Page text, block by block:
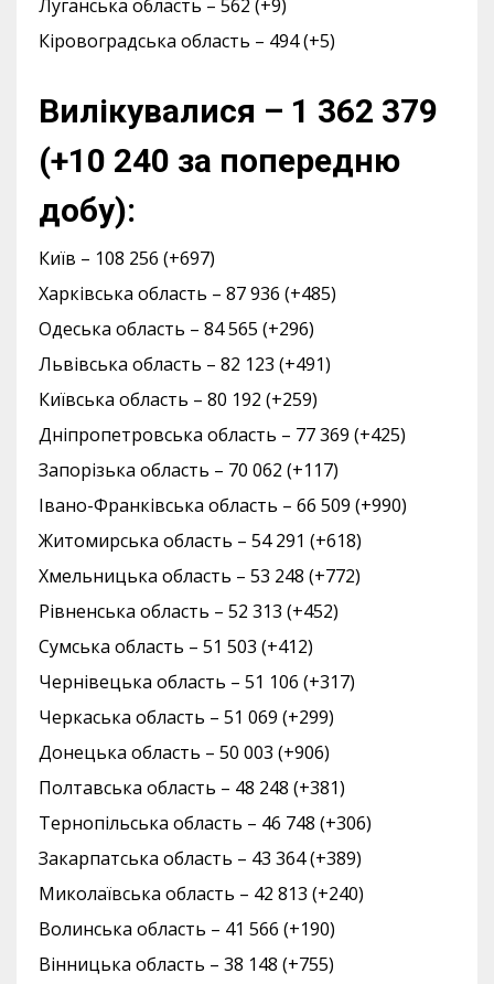
Луганська область – 562 (+9)
Кіровоградська область – 494 (+5)
Вилікувалися – 1 362 379
(+10 240 за попередню
добу):
Київ – 108 256 (+697)
Харківська область – 87 936 (+485)
Одеська область – 84 565 (+296)
Львівська область – 82 123 (+491)
Київська область – 80 192 (+259)
Дніпропетровська область – 77 369 (+425)
Запорізька область – 70 062 (+117)
Івано-Франківська область – 66 509 (+990)
Житомирська область – 54 291 (+618)
Хмельницька область – 53 248 (+772)
Рівненська область – 52 313 (+452)
Сумська область – 51 503 (+412)
Чернівецька область – 51 106 (+317)
Черкаська область – 51 069 (+299)
Донецька область – 50 003 (+906)
Полтавська область – 48 248 (+381)
Тернопільська область – 46 748 (+306)
Закарпатська область – 43 364 (+389)
Миколаївська область – 42 813 (+240)
Волинська область – 41 566 (+190)
Вінницька область – 38 148 (+755)